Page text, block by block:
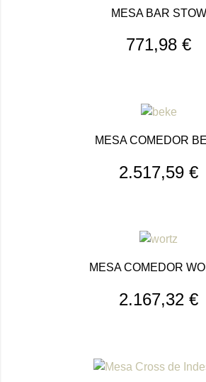
MESA BAR STOW
771,98 €
MESA COMEDOR
2.517,59 €
MESA COMEDOR
2.167,32 €